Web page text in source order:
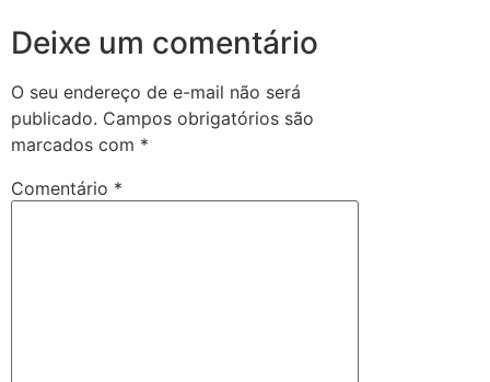
Deixe um comentário
O seu endereço de e-mail não será
publicado. Campos obrigatórios são
marcados com *
Comentário *